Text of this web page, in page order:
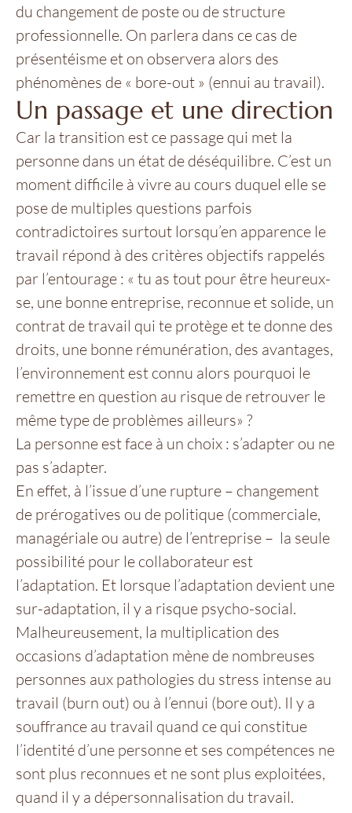
du changement de poste ou de structure
professionnelle. On parlera dans ce cas de
présentéisme et on observera alors des
phénomènes de « bore-out » (ennui au travail).
Un passage et une direction
Car la transition est ce passage qui met la
personne dans un état de déséquilibre. C’est un
moment difficile à vivre au cours duquel elle se
pose de multiples questions parfois
contradictoires surtout lorsqu’en apparence le
travail répond à des critères objectifs rappelés
par l’entourage : « tu as tout pour être heureux-
se, une bonne entreprise, reconnue et solide, un
contrat de travail qui te protège et te donne des
droits, une bonne rémunération, des avantages,
l’environnement est connu alors pourquoi le
remettre en question au risque de retrouver le
même type de problèmes ailleurs» ?
La personne est face à un choix : s’adapter ou ne
pas s’adapter.
En effet, à l’issue d’une rupture – changement
de prérogatives ou de politique (commerciale,
managériale ou autre) de l’entreprise – la seule
possibilité pour le collaborateur est
l’adaptation. Et lorsque l’adaptation devient une
sur-adaptation, il y a risque psycho-social.
Malheureusement, la multiplication des
occasions d’adaptation mène de nombreuses
personnes aux pathologies du stress intense au
travail (burn out) ou à l’ennui (bore out). Il y a
souffrance au travail quand ce qui constitue
l’identité d’une personne et ses compétences ne
sont plus reconnues et ne sont plus exploitées,
quand il y a dépersonnalisation du travail.